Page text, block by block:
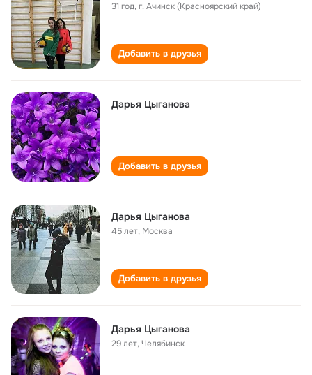
31 год,г. Ачинск (Красноярский край)
Добавить в друзья
Дарья Цыганова
Добавить в друзья
Дарья Цыганова
45 лет, Москва
Добавить в друзья
Дарья Цыганова
29 лет,Челябинск